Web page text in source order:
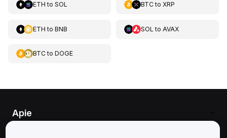
ETH to SOL BTCto XRP
ETH to BNB SOL to AVAX
BTCto DOGE
Apie